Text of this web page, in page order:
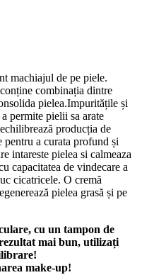
machiajul de pe piele.
combinația dintre
pielea.Impuritățile și
permite pielii sa arate
producția de
pentru a curata profund și
intareste pielea si calmeaza
capacitatea de vindecare a
cicatricele. O cremă
pielea grasă și pe
cu un tampon de
mai bun, utilizați
make-up!